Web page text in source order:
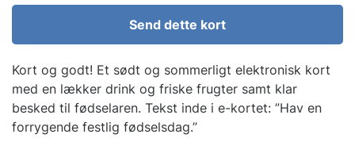
Send dette kort
Kort og godt! Et sødt og sommerligt elektronisk kort
med en lækker drink og friske frugter samt klar
besked til fødselaren. Tekst inde i e-kortet: ”Hav en
forrygende festlig fødselsdag.”